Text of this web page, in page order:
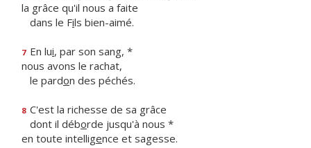
la grâce qu'il nous a faite
dans le Fils bien-aimé.
7 En lui, par son sang, *
nous avons le rachat,
le pardon des péchés.
8 C'est la richesse de sa grâce
dont il déborde jusqu'à nous *
en toute intelligence et sagesse.